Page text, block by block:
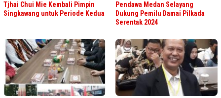
Tjhai Chui Mie Kembali Pimpin
Singkawang untuk Periode Kedua
Pendawa Medan Selayang
Dukung Pemilu Damai Pilkada
Serentak 2024